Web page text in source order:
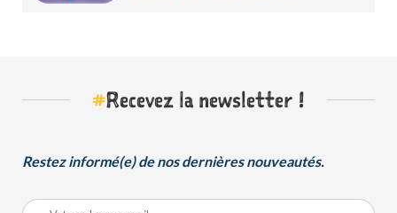
#Recevez la newsletter !
Restez informé(e) de nos dernières nouveautés.